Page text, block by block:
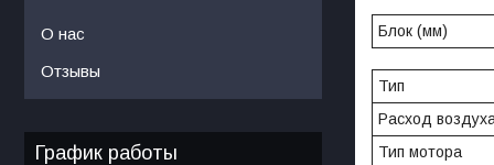
Блок (мм)
Тип
Расход
Тип мотора
О нас
Отзывы
График работы